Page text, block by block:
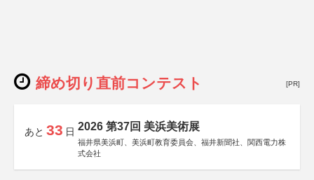
締め切り直前コンテスト [PR]
あと 33 日 2026 第37回 美浜美術展
福井県美浜町、美浜町教育委員会、福井新聞社、関西電力株
式会社